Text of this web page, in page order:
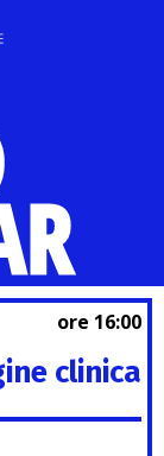
ore 16:00
clinica